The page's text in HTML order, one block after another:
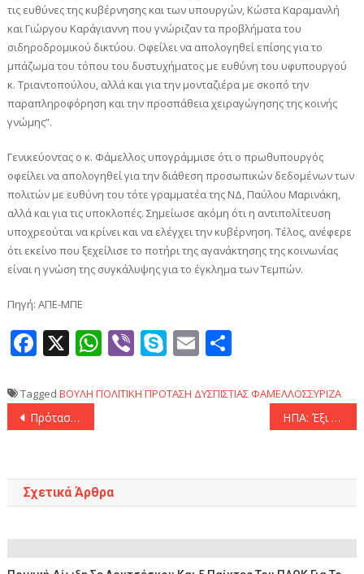
τις ευθύνες της κυβέρνησης και των υπουργών, Κώστα Καραμανλή
και Γιώργου Καράγιαννη που γνώριζαν τα προβλήματα του
σιδηροδρομικού δικτύου. Οφείλει να απολογηθεί επίσης για το
μπάζωμα του τόπου του δυστυχήματος με ευθύνη του υφυπουργού
κ. Τριαντοπούλου, αλλά και για την μονταζιέρα με σκοπό την
παραπληροφόρηση και την προσπάθεια χειραγώγησης της κοινής
γνώμης”.
Γενικεύοντας ο κ. Φάμελλος υπογράμμισε ότι ο πρωθυπουργός
οφείλει να απολογηθεί για την διάθεση προσωπικών δεδομένων των
πολιτών με ευθύνη του τότε γραμματέα της ΝΔ, Παύλου Μαρινάκη,
αλλά και για τις υποκλοπές. Σημείωσε ακόμη ότι η αντιπολίτευση
υποχρεούται να κρίνει και να ελέγχει την κυβέρνηση. Τέλος, ανέφερε
ότι εκείνο που ξεχείλισε το ποτήρι της αγανάκτησης της κοινωνίας
είναι η γνώση της συγκάλυψης για το έγκλημα των Τεμπών.
Πηγή: ΑΠΕ-ΜΠΕ
Facebook
X WhatsApp
ViberSkype
Email
Tagged ΒΟΥΛΗ ΠΟΛΙΤΙΚΗ ΠΡΟΤΑΣΗ ΔΥΣΠΙΣΤΙΑΣ ΦΑΜΕΛΛΟΣΣΥΡΙΖΑ
Πλοήγηση
Πρόταση Δυσπιστίας- Μ. Βορίδης: «Επιθυμούμε την άμεση πρόοδο της συζήτησης» ΗΠΑ: Έξι αγνοούμενοι στη Βαλτιμόρη από την κατάρρευση της γέφυρας
Σχετικά Άρθρα